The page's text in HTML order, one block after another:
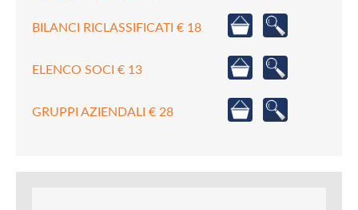
BILANCI RICLASSIFICATI € 18
ELENCO SOCI € 13
GRUPPI AZIENDALI € 28